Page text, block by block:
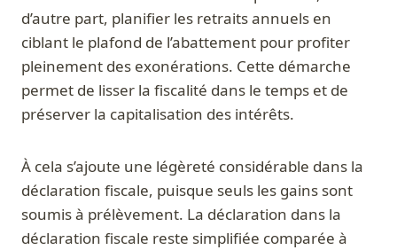
d’autre part, planifier les retraits annuels en
ciblant le plafond de l’abattement pour profiter
pleinement des exonérations. Cette démarche
permet de lisser la fiscalité dans le temps et de
préserver la capitalisation des intérêts.
À cela s’ajoute une légèreté considérable dans la
déclaration fiscale, puisque seuls les gains sont
soumis à prélèvement. La déclaration dans la
déclaration fiscale reste simplifiée comparée à